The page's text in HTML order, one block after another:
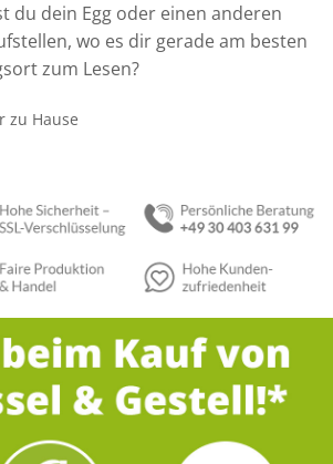
du dein Egg oder einen anderen
wo es dir gerade am besten
zum Lesen?
zu Hause